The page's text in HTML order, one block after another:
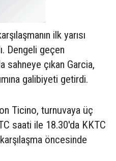
ilk yarısı
Dengeli geçen
sahneye çıkan Garcia,
galibiyeti getirdi.
Ticino, turnuvaya üç
saati ile 18.30'da KKTC
öncesinde